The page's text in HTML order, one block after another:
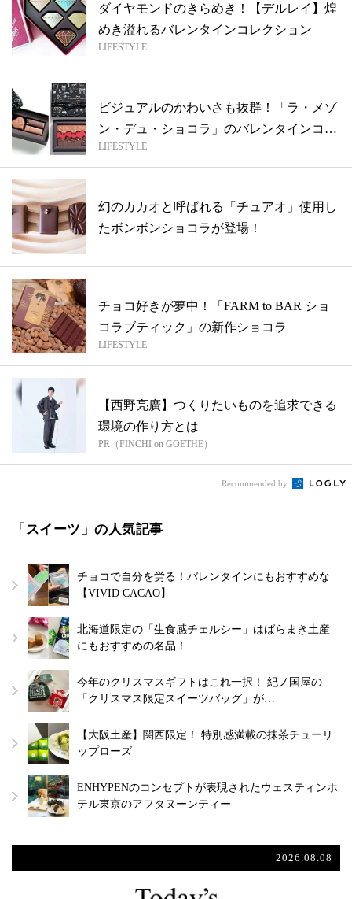
ダイヤモンドのきらめき！【デルレイ】煌
めき溢れるバレンタインコレクション
LIFESTYLE
ビジュアルのかわいさも抜群！「ラ・メゾ
ン・デュ・ショコラ」のバレンタインコレ
クシ...
LIFESTYLE
幻のカカオと呼ばれる「チュアオ」使用し
たボンボンショコラが登場！
チョコ好きが夢中！「FARM to BAR ショ
コラブティック」の新作ショコラ
LIFESTYLE
【西野亮廣】つくりたいものを追求できる
環境の作り方とは
PR（FINCHI on GOETHE）
Recommended by
「スイーツ」の人気記事
チョコで自分を労る！バレンタインにもおすすめな
【VIVID CACAO】
北海道限定の「生食感チェルシー」はばらまき土産
にもおすすめの名品！
今年のクリスマスギフトはこれ一択！ 紀ノ国屋の
「クリスマス限定スイーツバッグ」が…
【大阪土産】関西限定！ 特別感満載の抹茶チューリ
ップローズ
ENHYPENのコンセプトが表現されたウェスティンホ
テル東京のアフタヌーンティー
2026.08.08